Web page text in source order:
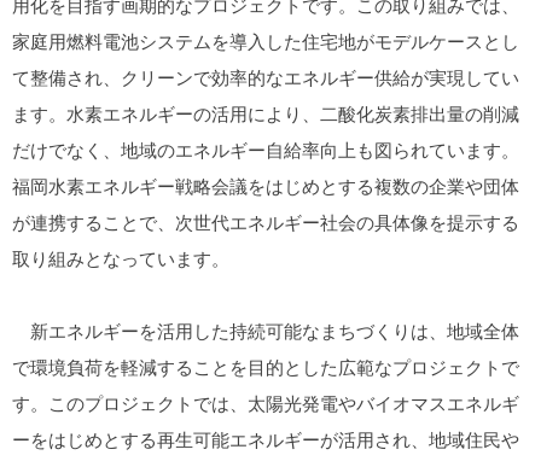
家庭用燃料電池システムを導入した住宅地がモデルケースとし
て整備され、クリーンで効率的なエネルギー供給が実現してい
ます。水素エネルギーの活用により、二酸化炭素排出量の削減
だけでなく、地域のエネルギー自給率向上も図られています。
福岡水素エネルギー戦略会議をはじめとする複数の企業や団体
が連携することで、次世代エネルギー社会の具体像を提示する
取り組みとなっています。
新エネルギーを活用した持続可能なまちづくりは、地域全体
で環境負荷を軽減することを目的とした広範なプロジェクトで
す。このプロジェクトでは、太陽光発電やバイオマスエネルギ
ーをはじめとする再生可能エネルギーが活用され、地域住民や